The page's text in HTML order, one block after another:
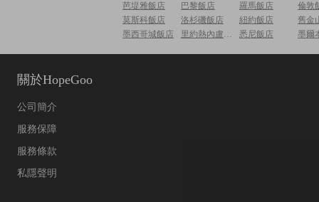
芭堤雅飯店
巴黎飯店 羅馬飯店
倫敦
莫斯科飯店
洛杉磯飯店 紐約飯店
舊金
墨西哥城飯店
里約熱內盧飯店 悉尼飯店 墨爾
關於HopeGoo
公司簡介
服務保障
服務條款
私隱聲明